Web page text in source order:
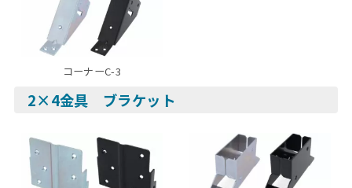
コーナーC-3
2×4金具 ブラケット